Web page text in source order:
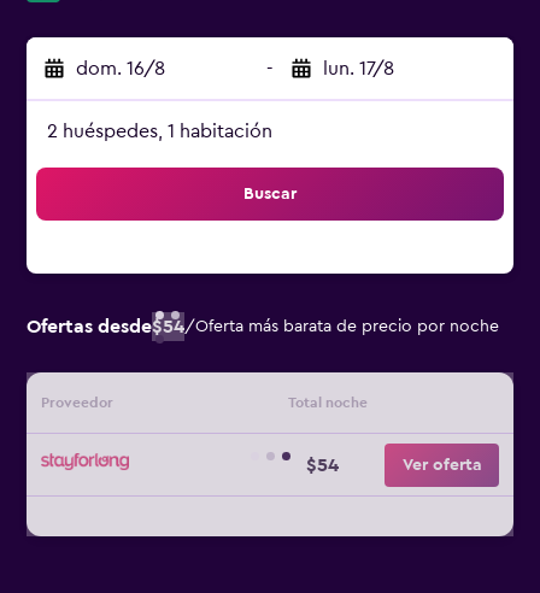
dom. 16/8 - lun. 17/8
2 huéspedes, 1 habitación
Buscar
Ofertas desde$54/Oferta más barata de precio por noche
Proveedor Total noche
$54 Ver oferta